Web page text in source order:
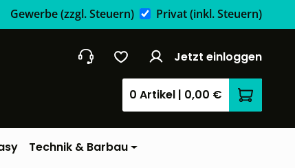
Gewerbe(zzgl. Steuern) Privat(inkl. Steuern)
Jetzt einloggen
0 Artikel | 0,00 €
Technik & Barbau